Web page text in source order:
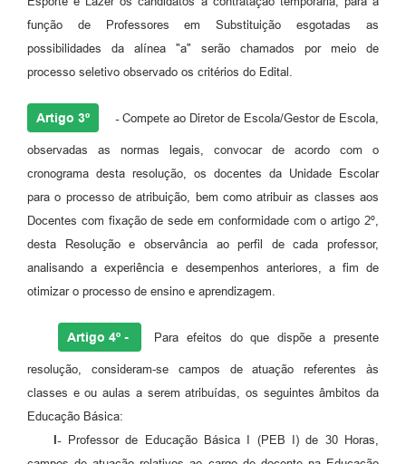
função de Professores em Substituição esgotadas as
possibilidades da alínea "a" serão chamados por meio de
processo seletivo observado os critérios do Edital.
Artigo 3º - Compete ao Diretor de Escola/Gestor de Escola,
observadas as normas legais, convocar de acordo com o
cronograma desta resolução, os docentes da Unidade Escolar
para o processo de atribuição, bem como atribuir as classes aos
Docentes com fixação de sede em conformidade com o artigo 2º,
desta Resolução e observância ao perfil de cada professor,
analisando a experiência e desempenhos anteriores, a fim de
otimizar o processo de ensino e aprendizagem.
Artigo 4º - Para efeitos do que dispõe a presente
resolução, consideram-se campos de atuação referentes às
classes e ou aulas a serem atribuídas, os seguintes âmbitos da
Educação Básica:
I- Professor de Educação Básica I (PEB I) de 30 Horas,